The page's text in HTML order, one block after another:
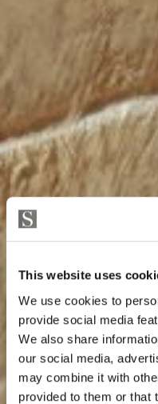
This website uses
We use cookies to
provide social media
We also share
our social media,
may combine it with
provided to them or that